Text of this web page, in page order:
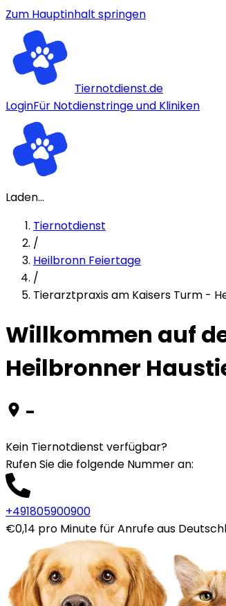
Zum Hauptinhalt springen
Tiernotdienst.de
LoginFür Notdienstringe und Kliniken
Laden...
Tiernotdienst
/
Heilbronn Feiertage
/
Tierarztpraxis am Kaisers Turm -
Willkommen auf
Heilbronner
-
Kein Tiernotdienst verfügbar?
Rufen Sie die folgende Nummer an:
+491805900900
€0,14 pro Minute für Anrufe aus